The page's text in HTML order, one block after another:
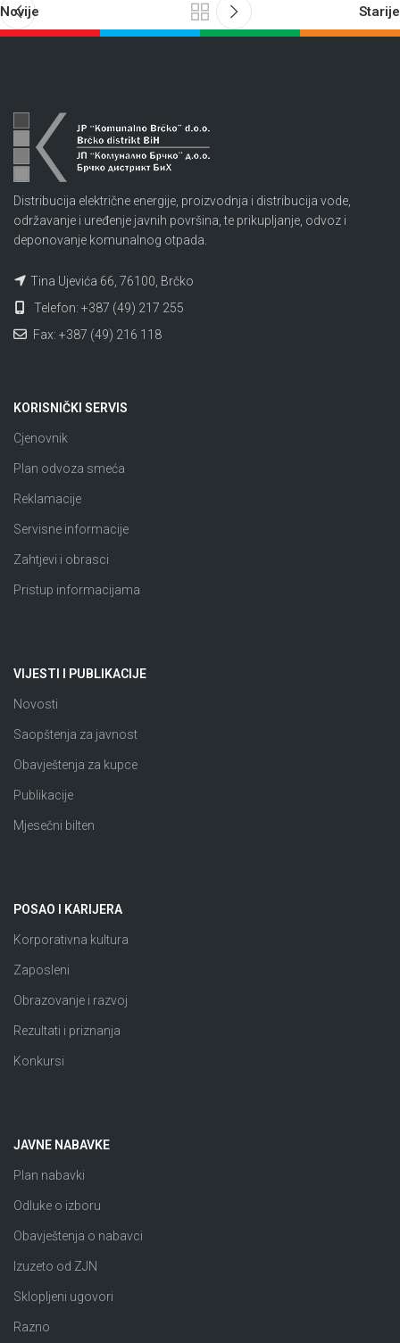
Novije Starije
Distribucija električne energije, proizvodnja i distribucija vode,
održavanje i uređenje javnih površina, te prikupljanje, odvoz i
deponovanje komunalnog otpada.
Tina Ujevića 66, 76100, Brčko
Telefon: +387 (49) 217 255
Fax: +387 (49) 216 118
KORISNIČKI SERVIS
Cjenovnik
Plan odvoza smeća
Reklamacije
Servisne informacije
Zahtjevi i obrasci
Pristup informacijama
VIJESTI I PUBLIKACIJE
Novosti
Saopštenja za javnost
Obavještenja za kupce
Publikacije
Mjesečni bilten
POSAO I KARIJERA
Korporativna kultura
Zaposleni
Obrazovanje i razvoj
Rezultati i priznanja
Konkursi
JAVNE NABAVKE
Plan nabavki
Odluke o izboru
Obavještenja o nabavci
Izuzeto od ZJN
Sklopljeni ugovori
Razno